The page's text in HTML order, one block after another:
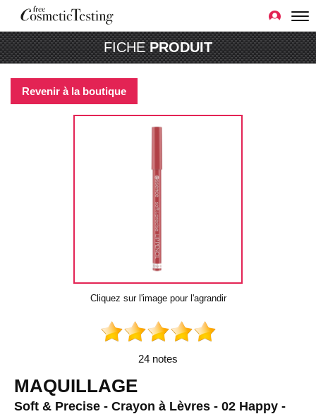
FICHEPRODUIT
Revenir à la boutique
Cliquez sur l'image pour l'agrandir
24 notes
MAQUILLAGE
Soft & Precise - Crayon à Lèvres - 02 Happy -